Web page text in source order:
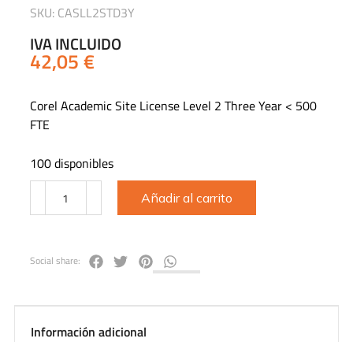
SKU: CASLL2STD3Y
IVA INCLUIDO
42,05€
Corel Academic Site License Level 2 Three Year < 500
FTE
100 disponibles
Añadir al carrito
Social share:
Información adicional